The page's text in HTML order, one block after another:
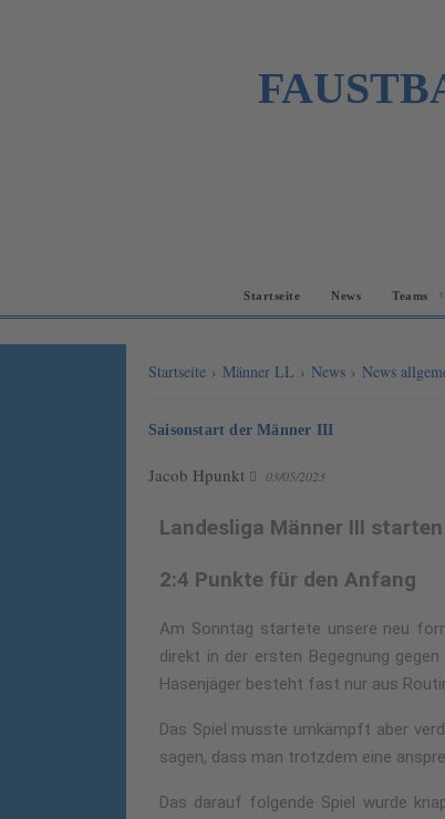
Startseite News Teams
Startseite › Männer LL › News › News
Saisonstart der Männer III
Jacob Hpunkt 03/05/2023
Landesliga Männer III
2:4 Punkte für den Anfang
Am Sonntag startete unsere neu
direkt in der ersten Begegnung
Hasenjäger besteht fast nur aus
Das Spiel musste umkämpft aber
sagen, dass man trotzdem eine
Das darauf folgende Spiel wurde